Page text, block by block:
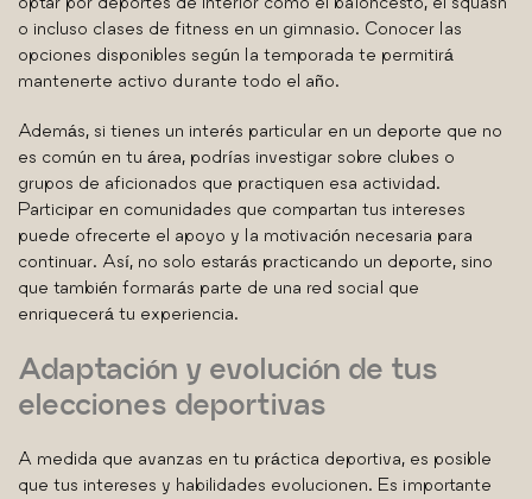
o incluso clases de fitness en un gimnasio. Conocer las
opciones disponibles según la temporada te permitirá
mantenerte activo durante todo el año.
Además, si tienes un interés particular en un deporte que no
es común en tu área, podrías investigar sobre clubes o
grupos de aficionados que practiquen esa actividad.
Participar en comunidades que compartan tus intereses
puede ofrecerte el apoyo y la motivación necesaria para
continuar. Así, no solo estarás practicando un deporte, sino
que también formarás parte de una red social que
enriquecerá tu experiencia.
Adaptación y evolución de tus
elecciones deportivas
A medida que avanzas en tu práctica deportiva, es posible
que tus intereses y habilidades evolucionen. Es importante